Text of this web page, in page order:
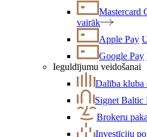
Mastercard
vairāk
Apple Pay
Google Pay
Ieguldījumu veidošanai
Dalība kluba
Signet Baltic
Brokeru
Investīciju